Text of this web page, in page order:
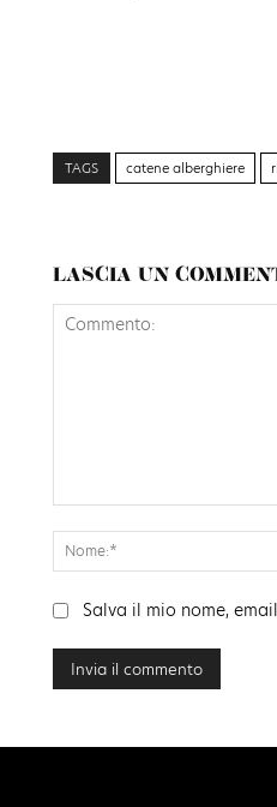
TAGS catene alberghiere
LASCIA UN
Salva il mio nome,